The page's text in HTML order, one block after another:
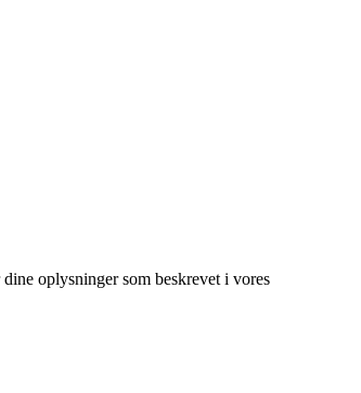
oplysninger som beskrevet i vores